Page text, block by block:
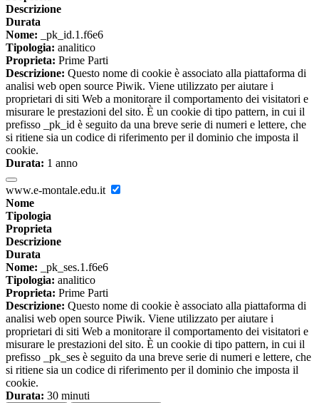
Descrizione
Durata
Nome: _pk_id.1.f6e6
Tipologia: analitico
Proprieta: Prime Parti
Descrizione: Questo nome di cookie è associato alla piattaforma di
analisi web open source Piwik. Viene utilizzato per aiutare i
proprietari di siti Web a monitorare il comportamento dei visitatori e
misurare le prestazioni del sito. È un cookie di tipo pattern, in cui il
prefisso _pk_id è seguito da una breve serie di numeri e lettere, che
si ritiene sia un codice di riferimento per il dominio che imposta il
cookie.
Durata: 1 anno
www.e-montale.edu.it
Nome
Tipologia
Proprieta
Descrizione
Durata
Nome: _pk_ses.1.f6e6
Tipologia: analitico
Proprieta: Prime Parti
Descrizione: Questo nome di cookie è associato alla piattaforma di
analisi web open source Piwik. Viene utilizzato per aiutare i
proprietari di siti Web a monitorare il comportamento dei visitatori e
misurare le prestazioni del sito. È un cookie di tipo pattern, in cui il
prefisso _pk_ses è seguito da una breve serie di numeri e lettere, che
si ritiene sia un codice di riferimento per il dominio che imposta il
cookie.
Durata: 30 minuti